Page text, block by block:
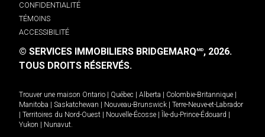
CONFIDENTIALITÉ
TÉMOINS
ACCESSIBILITÉ
© SERVICES IMMOBILIERS BRIDGEMARQMD, 2026.
TOUS DROITS RÉSERVÉS.
Trouver une maison Ontario Québec Alberta Colombie-Britannique
Manitoba
Saskatchewan Nouveau-Brunswick
Terre-Neuve-et-Labrador
Territoires du Nord-Ouest Nouvelle-Écosse Île-du-Prince-Édouard
Yukon
Nunavut.